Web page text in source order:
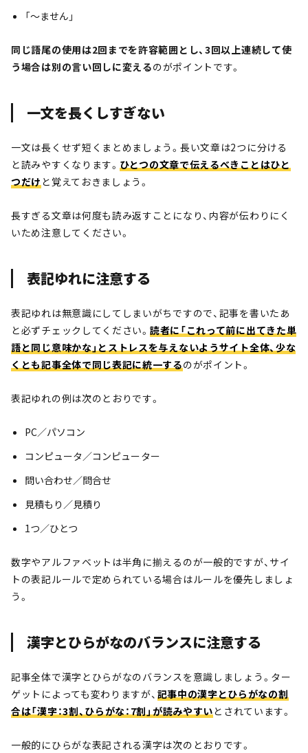
「～ません」
同じ語尾の使用は2回までを許容範囲とし、3回以上連続して使
う場合は別の言い回しに変えるのがポイントです。
一文を長くしすぎない
一文は長くせず短くまとめましょう。長い文章は2つに分ける
と読みやすくなります。 ひとつの文章で伝えるべきことはひと
つだけと覚えておきましょう。
長すぎる文章は何度も読み返すことになり、内容が伝わりにく
いため注意してください。
表記ゆれに注意する
表記ゆれは無意識にしてしまいがちですので、記事を書いたあ
と必ずチェックしてください。 読者に「これって前に出てきた単
語と同じ意味かな」とストレスを与えないようサイト全体、少な
くとも記事全体で同じ表記に統一するのがポイント。
表記ゆれの例は次のとおりです。
PC／パソコン
コンピュータ／コンピューター
問い合わせ／問合せ
見積もり／見積り
1つ／ひとつ
数字やアルファベットは半角に揃えるのが一般的ですが、サイ
トの表記ルールで定められている場合はルールを優先しましょ
う。
漢字とひらがなのバランスに注意する
記事全体で漢字とひらがなのバランスを意識しましょう。ター
ゲットによっても変わりますが、 記事中の漢字とひらがなの割
合は「漢字：3割、ひらがな：7割」が読みやすいとされています。
一般的にひらがな表記される漢字は次のとおりです。